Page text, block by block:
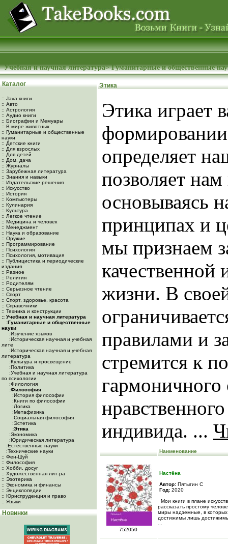
Учебная и научная литература>Гуманитарные и общественные
Каталог
:: Java книги
:: Авто
:: Астрология
:: Аудио книги
:: Биографии и Мемуары
:: В мире животных
:: Гуманитарные и общественные
науки
:: Детские книги
:: Для взрослых
:: Для детей
:: Дом, дача
:: Журналы
:: Зарубежная литература
:: Знания и навыки
:: Издательские решения
:: Искусство
:: История
:: Компьютеры
:: Кулинария
:: Культура
:: Легкое чтение
:: Медицина и человек
:: Менеджмент
:: Наука и образование
:: Оружие
:: Программирование
:: Психология
:: Психология, мотивация
:: Публицистика и периодические
издания
:: Разное
:: Религия
:: Родителям
:: Серьезное чтение
:: Спорт
:: Спорт, здоровье, красота
:: Справочники
:: Техника и конструкции
:: Учебная и научная литература
:Гуманитарные и общественные
науки
:Изучение языков
:Историческая научная и учебная
лите
:Историческая научная и учебная
литература
:Культура и просвещение
:Политика
:Учебная и научная литература
по психологии
:Филология
:Философия
:История философии
:Книги по философии
:Логика
:Метафизика
:Социальная философия
:Эстетика
:Этика
:Экономика
:Юридическая литература
:Естественные науки
:Технические науки
:: Фен-Шуй
:: Философия
:: Хобби, досуг
:: Художественная лит-ра
:: Эзотерика
:: Экономика и финансы
:: Энциклопедии
:: Юриспруденция и право
:: Языки
Новинки
Этика
Этика играет
определяет
позволяет
основываясь
принципах и
мы признаем
качественной
жизни. В
правилами и
стремится к
индивида. ...
Наименование
752050
Настёна
Автор: Пятыгин С
Год: 2020
Мои книги в плане
рассказать простому
миры надземные, в
достижимы лишь